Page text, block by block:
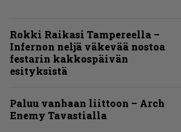
Rokki Raikasi Tampereella –
Infernon neljä väkevää nostoa
festarin kakkospäivän
esityksistä
Paluu vanhaan liittoon – Arch
Enemy Tavastialla